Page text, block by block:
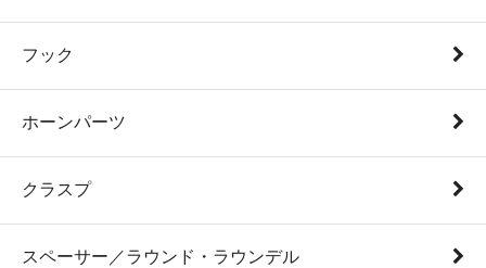
フック
ホーンパーツ
クラスプ
スペーサー／ラウンド・ラウンデル